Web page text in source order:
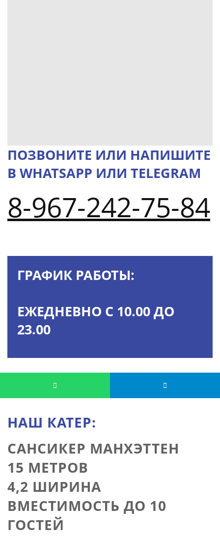
ПОЗВОНИТЕ ИЛИ НАПИШИТЕ
В WHATSAPP ИЛИ TELEGRAM
8-967-242-75-84
ГРАФИК РАБОТЫ:
ЕЖЕДНЕВНО С 10.00 ДО
23.00
НАШ КАТЕР:
САНСИКЕР МАНХЭТТЕН
15 МЕТРОВ
4,2 ШИРИНА
ВМЕСТИМОСТЬ ДО 10
ГОСТЕЙ